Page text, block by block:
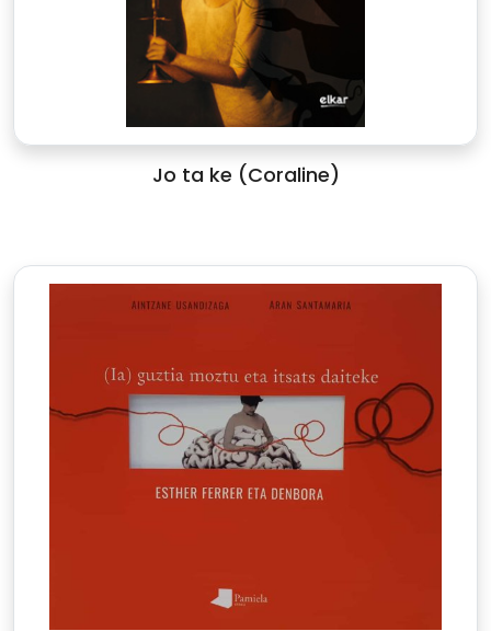
Jo ta ke (Coraline)